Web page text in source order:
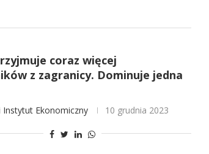
coraz więcej
z zagranicy. Dominuje jedna
Instytut Ekonomiczny 10 grudnia 2023